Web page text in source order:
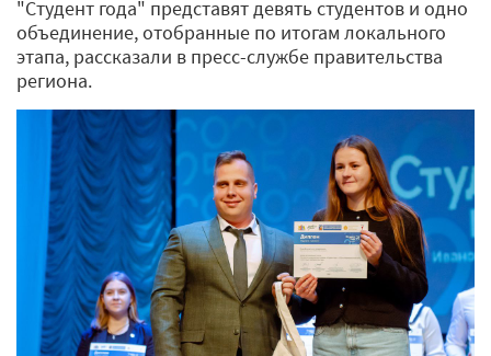
"Студент года" представят девять студентов и одно
объединение, отобранные по итогам локального
этапа, рассказали в пресс-службе правительства
региона.